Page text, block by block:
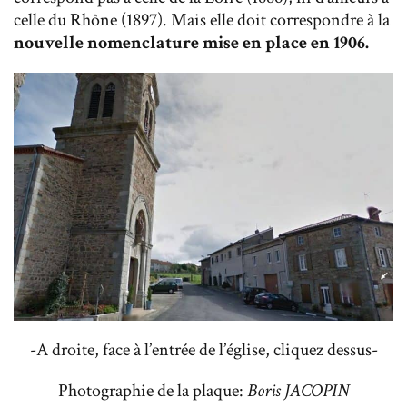
celle du Rhône (1897). Mais elle doit correspondre à la
nouvelle nomenclature mise en place en 1906.
-A droite, face à l’entrée de l’église, cliquez dessus-
Photographie de la plaque:Boris JACOPIN